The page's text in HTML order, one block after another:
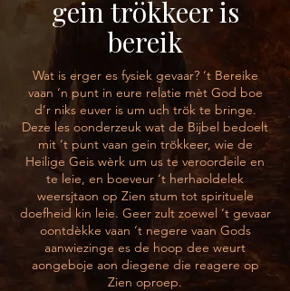
gein trökkeer is
bereik
Wat is erger es fysiek gevaar? ‘t Bereike
vaan ‘n punt in eure relatie mèt God boe
d’r niks euver is um uch trök te bringe.
Deze les oonderzeuk wat de Bijbel bedoelt
mit ‘t punt vaan gein trökkeer, wie de
Heilige Geis wèrk um us te veroordeile en
te leie, en boeveur ‘t herhaoldelek
weersjtaon op Zien stum tot spirituele
doefheid kin leie. Geer zult zoewel ‘t gevaar
oontdèkke vaan ‘t negere vaan Gods
aanwiezinge es de hoop dee weurt
aongeboje aon diegene die reagere op
Zien oproep.